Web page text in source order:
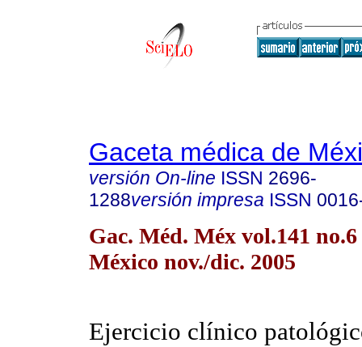
Gaceta médica de
versión On-line ISSN 2696-
1288versión impresa ISSN
Gac. Méd. Méx vol.141
México nov./dic. 2005
Ejercicio clínico